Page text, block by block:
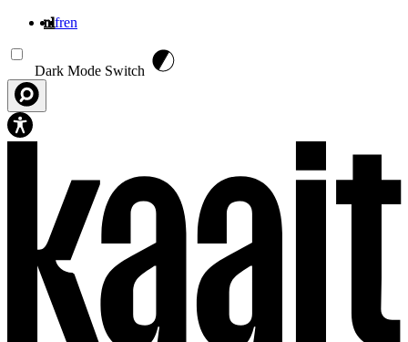
nlfren
Dark Mode Switch